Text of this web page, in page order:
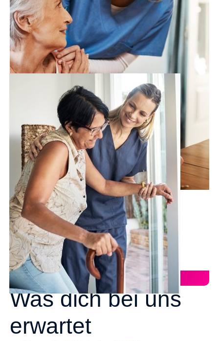
WAS WIR BIETEN
Was dich bei uns
erwartet